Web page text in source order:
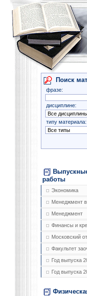
Поиск
фразе:
дисциплине:
типу материала:
работы
Экономика
Менеджмент в
Менеджмент
Финансы и
Московский
Факультет
Год выпуска
Год выпуска